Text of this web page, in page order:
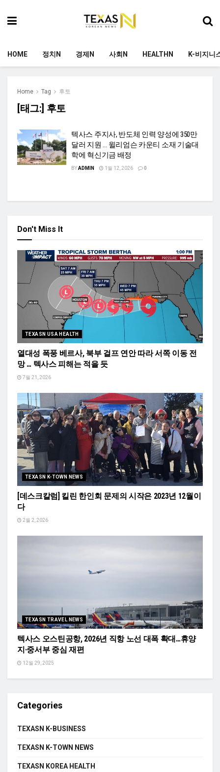
HOME 정치N 경제N 사회N HEALTHN K-비지니
Home Tag 후토
[태그:] 후토
텍사스 주지사, 반도체 인력 양성에 350만
달러 지원 … 윌리엄슨 카운티 소재 기술대
학에 혁신기금 배정
BYADMIN 1월 12, 2026 0
Don't Miss It
TEXASN USA HEALTH
열대성 폭풍 베르사, 북부 걸프 연안 따라 서쪽 이동 전
망 … 텍사스 피해는 적을 듯
7월 21, 2026
TEXASN K-TOWN NEWS
[데스크칼럼] 킬린 한인회 문제의 시작은 2023년 12월이
다
2월 2, 2026
TEXASN TRAVEL NEWS
텍사스 오스틴공항, 2026년 직항 노선 대폭 확대…휴양
지·중서부 중심 재편
12월 29, 2025
Categories
TEXASN K-BUSINESS
TEXASN K-TOWN NEWS
TEXASN KOREA HEALTH